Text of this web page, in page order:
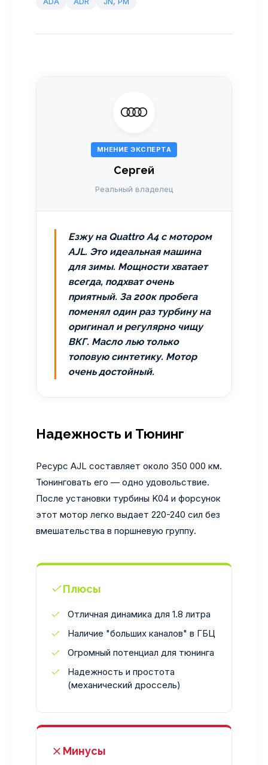
МНЕНИЕ ЭКСПЕРТА
Сергей
Реальный владелец
Езжу на Quattro A4 с мотором
AJL. Это идеальная машина
для зимы. Мощности хватает
всегда, подхват очень
приятный. За 200к пробега
поменял один раз турбину на
оригинал и регулярно чищу
ВКГ. Масло лью только
топовую синтетику. Мотор
очень достойный.
Надежность и Тюнинг
Ресурс AJL составляет около 350 000 км.
Тюнинговать его — одно удовольствие.
После установки турбины K04 и форсунок
этот мотор легко выдает 220-240 сил без
вмешательства в поршневую группу.
Плюсы
Отличная динамика для 1.8 литра
Наличие "больших каналов" в ГБЦ
Огромный потенциал для тюнинга
Надежность и простота
(механический дроссель)
Минусы